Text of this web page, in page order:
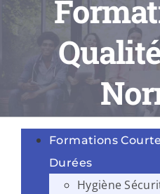
Formations
Durées
Hygiène